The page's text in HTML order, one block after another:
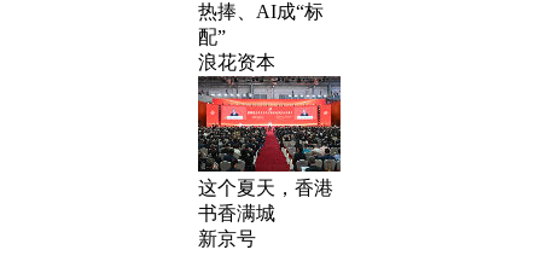
热捧、AI成“标
配”
浪花资本
这个夏天，香港
书香满城
新京号